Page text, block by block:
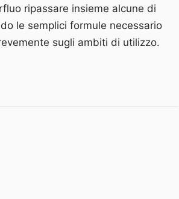
ripassare insieme alcune di
le semplici formule necessario
sugli ambiti di utilizzo.
di base. CTR, CPL, ROAS”